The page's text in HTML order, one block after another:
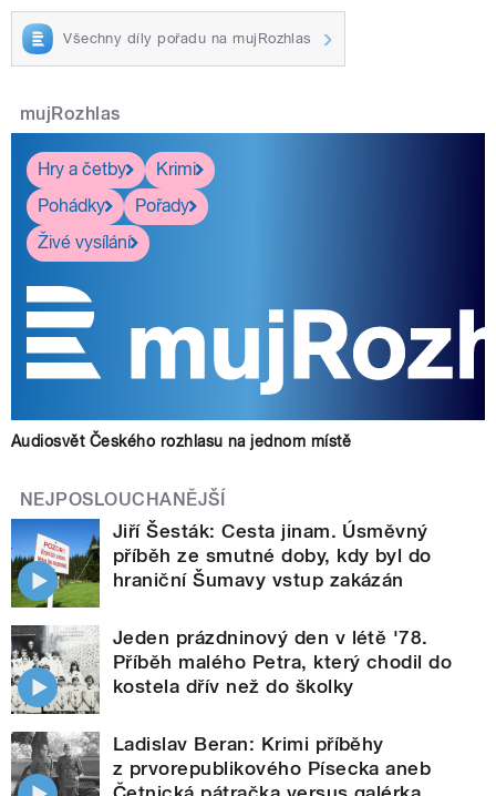
Všechny díly pořadu na mujRozhlas
mujRozhlas
Hry a četby
Krimi
Pohádky
Pořady
Živé vysílání
Audiosvět Českého rozhlasu na jednom místě
NEJPOSLOUCHANĚJŠÍ
Jiří Šesták: Cesta jinam. Úsměvný
příběh ze smutné doby, kdy byl do
hraniční Šumavy vstup zakázán
Jeden prázdninový den v létě '78.
Příběh malého Petra, který chodil do
kostela dřív než do školky
Ladislav Beran: Krimi příběhy
z prvorepublikového Písecka aneb